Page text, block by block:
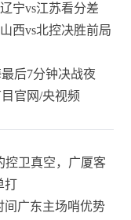
宁vs江苏看分差
西vs北控决胜前局
后7分钟决战夜
官网/央视频
卫真空，广厦客
打
广东主场哨优势